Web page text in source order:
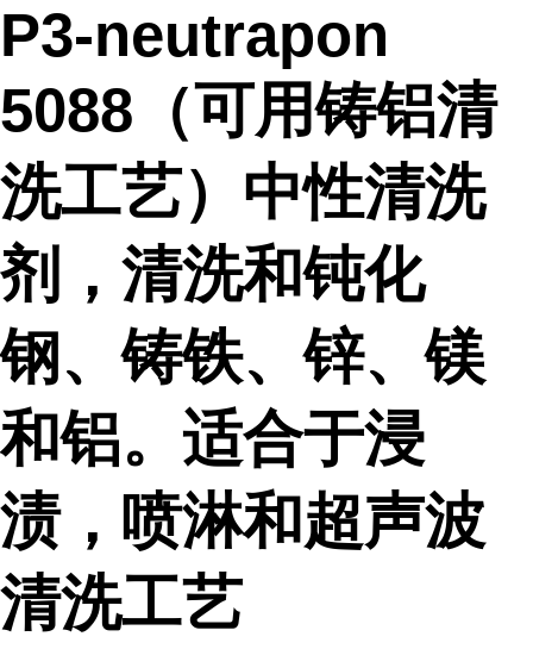
P3-neutrapon
5088（可用铸铝清
洗工艺）中性清洗
剂，清洗和钝化
钢、铸铁、锌、镁
和铝。适合于浸
渍，喷淋和超声波
清洗工艺